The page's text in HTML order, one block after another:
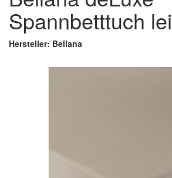
Spannbetttuch
Hersteller: Bellana